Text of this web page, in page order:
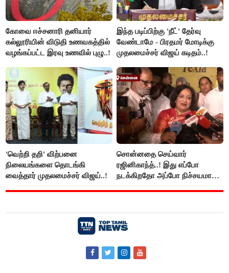
கோவை ஈச்சனாரி தனியார்
கல்லூரியின் விடுதி உணவகத்தில்
வழங்கப்பட்ட இரவு உணவில் புழு..!
இந்த படிப்பிற்கு 'நீட்' தேர்வு
வேண்டாமே - பிரதமர் மோடிக்கு
முதலமைச்சர் விஜய் கடிதம்..!
'வெற்றி தறி' விற்பனை
நிலையங்களை தொடங்கி
வைத்தார் முதலமைச்சர் விஜய்..!
சொன்னதை செய்வார்
ரஜினிகாந்த்..! இது எப்போ
நடக்கிறதோ அப்போ நிச்சயமாக